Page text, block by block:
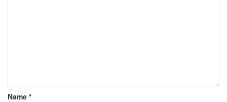
Name *